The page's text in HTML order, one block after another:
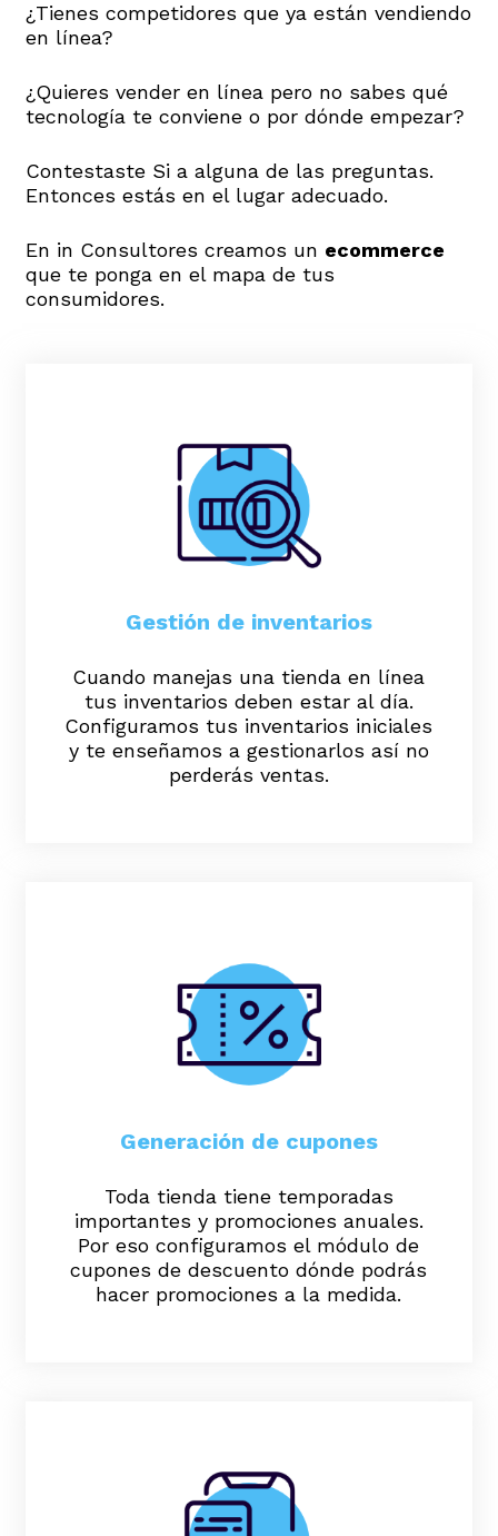
¿Tienes competidores que ya están vendiendo
en línea?
¿Quieres vender en línea pero no sabes qué
tecnología te conviene o por dónde empezar?
Contestaste Si a alguna de las preguntas.
Entonces estás en el lugar adecuado.
En in Consultores creamos un ecommerce
que te ponga en el mapa de tus
consumidores.
Gestión de inventarios
Cuando manejas una tienda en línea
tus inventarios deben estar al día.
Configuramos tus inventarios iniciales
y te enseñamos a gestionarlos así no
perderás ventas.
Generación de cupones
Toda tienda tiene temporadas
importantes y promociones anuales.
Por eso configuramos el módulo de
cupones de descuento dónde podrás
hacer promociones a la medida.